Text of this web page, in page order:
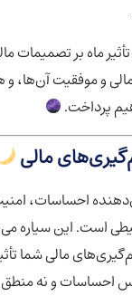
ماه بر تصمیمات
مالی و موفقیت
پرداخت.
مالی
احساسات،
است. این سیاره
مالی شما
احساسات و نه